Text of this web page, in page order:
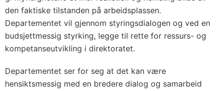
den faktiske tilstanden på arbeidsplassen.
Departementet vil gjennom styringsdialogen og ved en
budsjettmessig styrking, legge til rette for ressurs- og
kompetanseutvikling i direktoratet.
Departementet ser for seg at det kan være
hensiktsmessig med en bredere dialog og samarbeid